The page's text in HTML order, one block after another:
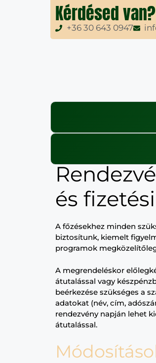
Kérdésed van?
+36 30 643 0947
és
A főzésekhez minden
biztosítunk, kiemelt
programok
A megrendeléskor
átutalással vagy
beérkezése szükséges a
adatokat (név, cím,
rendezvény napján lehet
átutalással.